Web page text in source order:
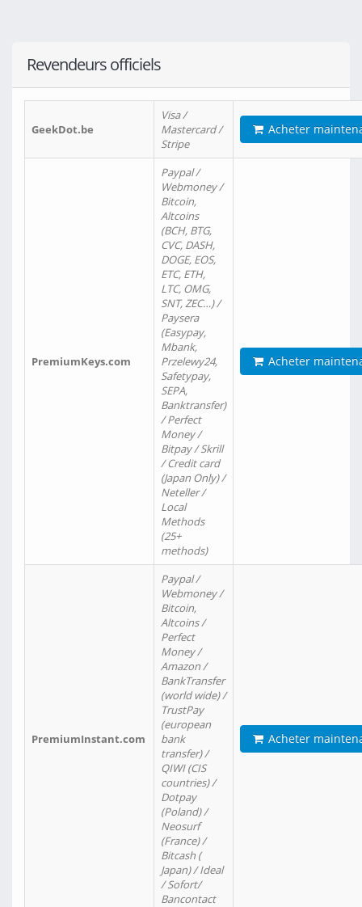
Revendeurs officiels
GeekDot.be
Visa /
Mastercard /
Stripe
Acheter
PremiumKeys.com
Paypal /
Webmoney /
Bitcoin,
Altcoins
(BCH, BTG,
CVC, DASH,
DOGE, EOS,
ETC, ETH,
LTC, OMG,
SNT, ZEC…) /
Paysera
(Easypay,
Mbank,
Przelewy24,
Safetypay,
SEPA,
Banktransfer)
/ Perfect
Money /
Bitpay / Skrill
/ Credit card
(Japan Only) /
Neteller /
Local
Methods
(25+
methods)
Acheter
PremiumInstant.com
Paypal /
Webmoney /
Bitcoin,
Altcoins /
Perfect
Money /
Amazon /
BankTransfer
(world wide) /
TrustPay
(european
bank
transfer) /
QIWI (CIS
countries) /
Dotpay
(Poland) /
Neosurf
(France) /
Bitcash (
Japan) / Ideal
/ Sofort/
Bancontact
Acheter